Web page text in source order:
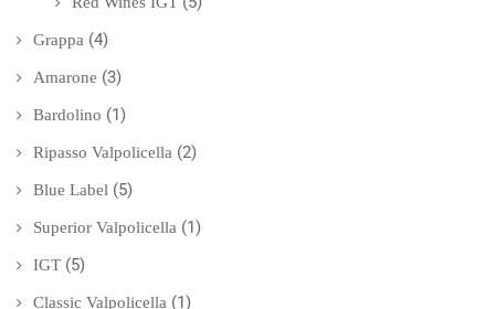
Grappa (4)
Amarone (3)
Bardolino (1)
Ripasso Valpolicella (2)
Blue Label (5)
Superior Valpolicella (1)
IGT (5)
Classic Valpolicella (1)